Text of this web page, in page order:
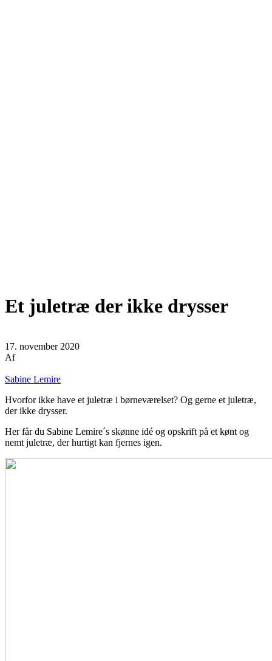
Et juletræ der ikke drysser
17. november 2020
Af
Sabine Lemire
Hvorfor ikke have et juletræ i børneværelset? Og gerne et juletræ,
der ikke drysser.
Her får du Sabine Lemire´s skønne idé og opskrift på et kønt og
nemt juletræ, der hurtigt kan fjernes igen.